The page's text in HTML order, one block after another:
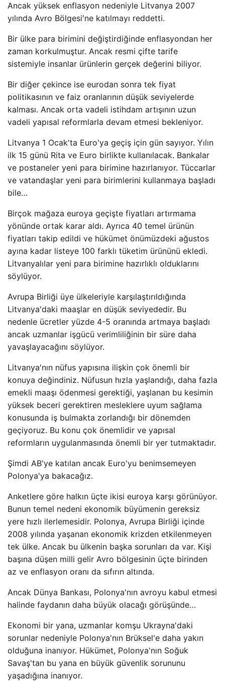
Ancak yüksek enflasyon nedeniyle Litvanya 2007
yılında Avro Bölgesi'ne katılmayı reddetti.
Bir ülke para birimini değiştirdiğinde enflasyondan her
zaman korkulmuştur. Ancak resmi çifte tarife
sistemiyle insanlar ürünlerin gerçek değerini biliyor.
Bir diğer çekince ise eurodan sonra tek fiyat
politikasının ve faiz oranlarının düşük seviyelerde
kalması. Ancak orta vadeli istihdam artışının uzun
vadeli yapısal reformlarla devam etmesi bekleniyor.
Litvanya 1 Ocak'ta Euro'ya geçiş için gün sayıyor. Yılın
ilk 15 günü Rita ve Euro birlikte kullanılacak. Bankalar
ve postaneler yeni para birimine hazırlanıyor. Tüccarlar
ve vatandaşlar yeni para birimlerini kullanmaya başladı
bile…
Birçok mağaza euroya geçişte fiyatları artırmama
yönünde ortak karar aldı. Ayrıca 40 temel ürünün
fiyatları takip edildi ve hükümet önümüzdeki ağustos
ayına kadar listeye 100 farklı tüketim ürününü ekledi.
Litvanyalılar yeni para birimine hazırlıklı olduklarını
söylüyor.
Avrupa Birliği üye ülkeleriyle karşılaştırıldığında
Litvanya'daki maaşlar en düşük seviyededir. Bu
nedenle ücretler yüzde 4-5 oranında artmaya başladı
ancak uzmanlar işgücü verimliliğinin bir süre daha
yavaşlayacağını söylüyor.
Litvanya'nın nüfus yapısına ilişkin çok önemli bir
konuya değindiniz. Nüfusun hızla yaşlandığı, daha fazla
emekli maaşı ödenmesi gerektiği, yaşlanan bu kesimin
yüksek beceri gerektiren mesleklere uyum sağlama
konusunda iş bulmakta zorlandığı bir dönemden
geçiyoruz. Bu konu çok önemlidir ve yapısal
reformların uygulanmasında önemli bir yer tutmaktadır.
Şimdi AB'ye katılan ancak Euro'yu benimsemeyen
Polonya'ya bakacağız.
Anketlere göre halkın üçte ikisi euroya karşı görünüyor.
Bunun temel nedeni ekonomik büyümenin gereksiz
yere hızlı ilerlemesidir. Polonya, Avrupa Birliği içinde
2008 yılında yaşanan ekonomik krizden etkilenmeyen
tek ülke. Ancak bu ülkenin başka sorunları da var. Kişi
başına düşen milli gelir Avro bölgesinin üçte birinden
az ve enflasyon oranı da sıfırın altında.
Ancak Dünya Bankası, Polonya'nın avroyu kabul etmesi
halinde faydanın daha büyük olacağı görüşünde…
Ekonomi bir yana, uzmanlar komşu Ukrayna'daki
sorunlar nedeniyle Polonya'nın Brüksel'e daha yakın
olduğuna inanıyor. Hükümet, Polonya'nın Soğuk
Savaş'tan bu yana en büyük güvenlik sorununu
yaşadığına inanıyor.